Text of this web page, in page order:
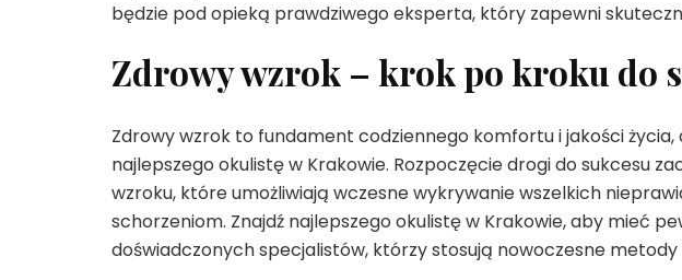
będzie pod opieką prawdziwego eksperta, który zapewni
Zdrowy wzrok – krok po kroku do
Zdrowy wzrok to fundament codziennego komfortu i jakości
najlepszego okulistę w Krakowie. Rozpoczęcie drogi do sukcesu
wzroku, które umożliwiają wczesne wykrywanie wszelkich
schorzeniom. Znajdź najlepszego okulistę w Krakowie, aby mieć
doświadczonych specjalistów, którzy stosują nowoczesne